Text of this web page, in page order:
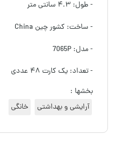
- طول: ۴.۳ سانتی متر
- ساخت: کشور چین China
- مدل: 7065P
- تعداد: یک کارت ۴۸ عددی
بخشها :
آرایشی و بهداشتی
خانگی